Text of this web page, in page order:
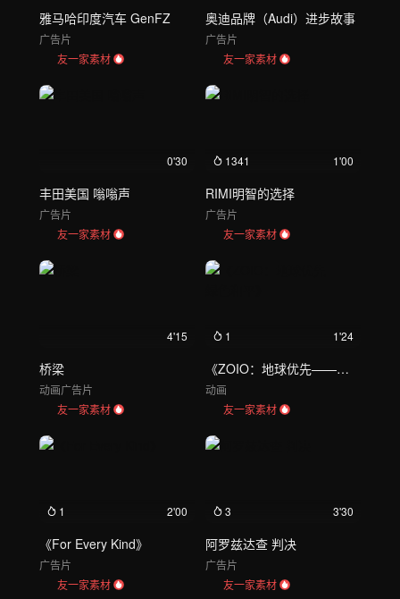
雅马哈印度汽车 GenFZ
广告片
友一家素材
奥迪品牌（Audi）进步故事
广告片
友一家素材
0'30
丰田美国 嗡嗡声
广告片
友一家素材
1341 1'00
RIMI明智的选择
广告片
友一家素材
4'15
桥梁
动画广告片
友一家素材
1 1'24
《ZOIO：地球优先——绿色和平》
动画
友一家素材
1 2'00
《For Every Kind》
广告片
友一家素材
3 3'30
阿罗兹达查 判决
广告片
友一家素材